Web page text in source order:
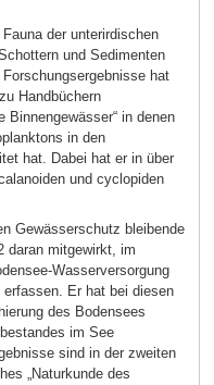
der unterirdischen
und Sedimenten
hat
Handbüchern
Binnengewässer“ in denen
in den
hat. Dabei hat er in über
und cyclopiden
Gewässerschutz bleibende
daran mitgewirkt, im
Wasserversorgung
Er hat bei diesen
des Bodensees
im See
sind in der zweiten
„Naturkunde des